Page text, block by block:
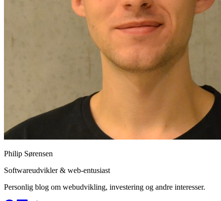
Philip Sørensen
Softwareudvikler & web-entusiast
Personlig blog om webudvikling, investering og andre interesser.